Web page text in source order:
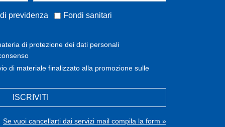
previdenza Fondi sanitari
di protezione dei dati personali
di materiale finalizzato alla promozione sulle
ISCRIVITI
Se vuoi cancellarti dai servizi mail compila la form »